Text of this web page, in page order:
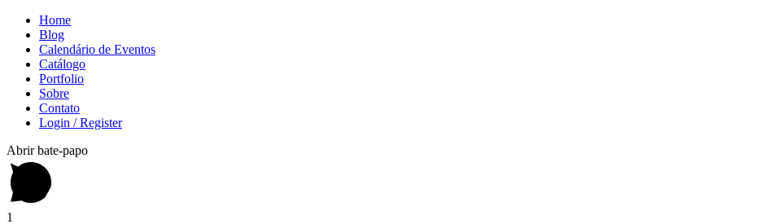
Home
Blog
Calendário de Eventos
Catálogo
Portfolio
Sobre
Contato
Login / Register
Abrir bate-papo
1